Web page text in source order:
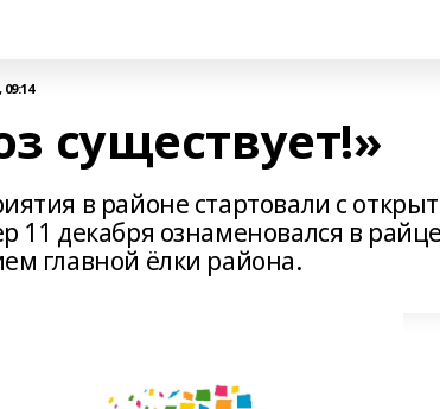
существует!»
в районе стартовали с
11 декабря ознаменовался в
главной ёлки района.